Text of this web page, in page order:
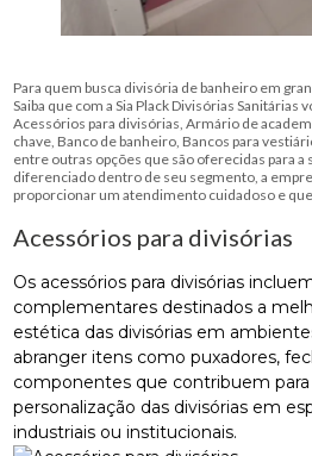
Para quem busca divisória de banheiro em
Saiba que com a Sia Plack Divisórias
Acessórios para divisórias, Armário de
chave, Banco de banheiro, Bancos para
entre outras opções que são oferecidas para a
diferenciado dentro de seu segmento, a
proporcionar um atendimento cuidadoso e
Acessórios para divisórias
Os acessórios para divisórias
complementares destinados a
estética das divisórias em
abranger itens como puxadores,
componentes que contribuem
personalização das divisórias em
industriais ou institucionais.